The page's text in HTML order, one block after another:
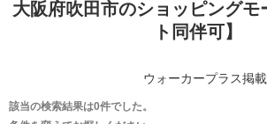
大阪府吹田市のショッピングモ
ト同伴可】
ウォーカープラス掲
該当の検索結果は0件でした。